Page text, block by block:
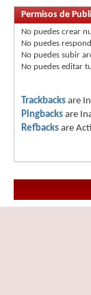
Permisos de
No puedes crear
No puedes
No puedes subir
No puedes editar
Trackbacks are
Pingbacks are
Refbacks are